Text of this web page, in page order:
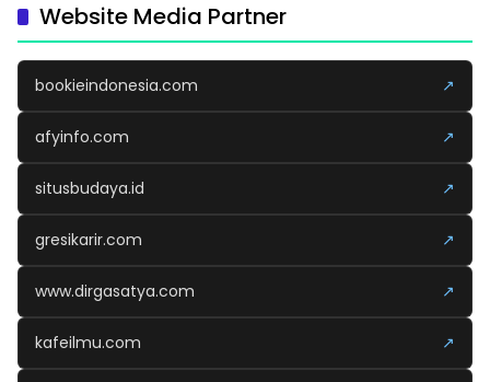
Website Media Partner
bookieindonesia.com ↗
afyinfo.com ↗
situsbudaya.id ↗
gresikarir.com ↗
www.dirgasatya.com ↗
kafeilmu.com ↗